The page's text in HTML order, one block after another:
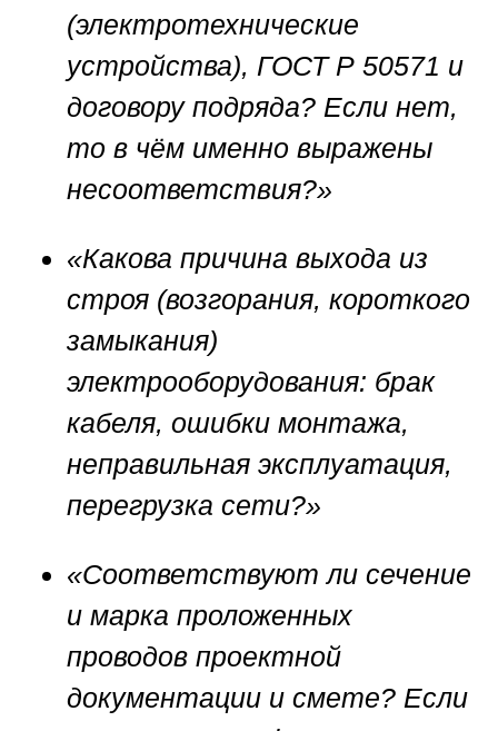
(электротехнические
устройства), ГОСТ Р 50571 и
договору подряда? Если нет,
то в чём именно выражены
несоответствия?»
«Какова причина выхода из
строя (возгорания, короткого
замыкания)
электрооборудования: брак
кабеля, ошибки монтажа,
неправильная эксплуатация,
перегрузка сети?»
«Соответствуют ли сечение
и марка проложенных
проводов проектной
документации и смете? Если